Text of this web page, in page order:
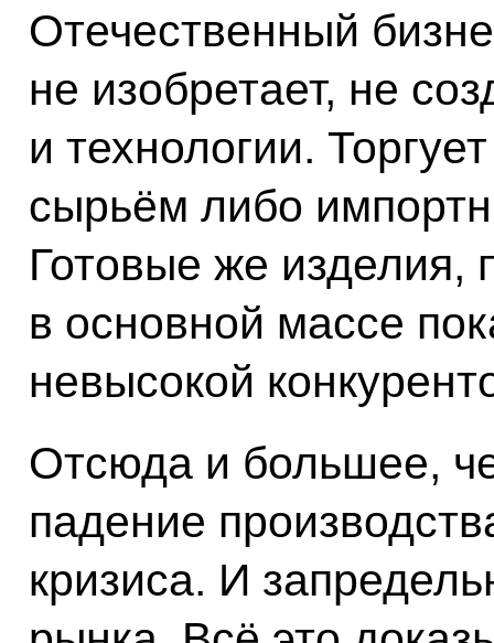
Отечественный
не изобретает, не
и технологии.
сырьём либо
Готовые же изделия,
в основной массе
невысокой
Отсюда и большее,
падение
кризиса. И